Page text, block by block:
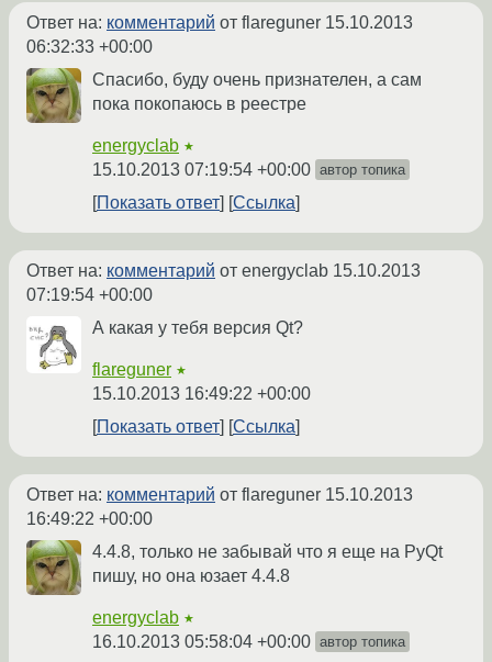
Ответ на: комментарий от flareguner 15.10.2013
06:32:33 +00:00
Спасибо, буду очень признателен, а сам
пока покопаюсь в реестре
energyclab ★
15.10.2013 07:19:54 +00:00 автор топика
Показать ответ Ссылка
Ответ на: комментарий от energyclab 15.10.2013
07:19:54 +00:00
А какая у тебя версия Qt?
flareguner ★
15.10.2013 16:49:22 +00:00
Показать ответ
Ссылка
Ответ на: комментарий от flareguner 15.10.2013
16:49:22 +00:00
4.4.8, только не забывай что я еще на PyQt
пишу, но она юзает 4.4.8
energyclab ★
16.10.2013 05:58:04 +00:00 автор топика